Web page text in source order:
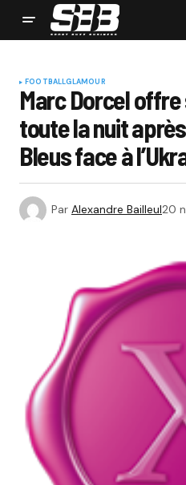
FOOTBALLGLAMOUR
Marc Dorcel offre
toute la nuit
Bleus face à
Par Alexandre Bailleul20